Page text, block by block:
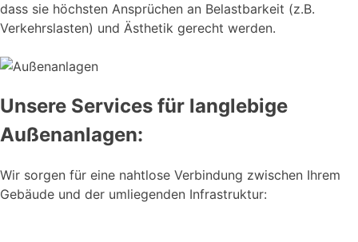
dass sie höchsten Ansprüchen an Belastbarkeit (z.B.
Verkehrslasten) und Ästhetik gerecht werden.
Unsere Services für langlebige
Außenanlagen:
Wir sorgen für eine nahtlose Verbindung zwischen Ihrem
Gebäude und der umliegenden Infrastruktur: